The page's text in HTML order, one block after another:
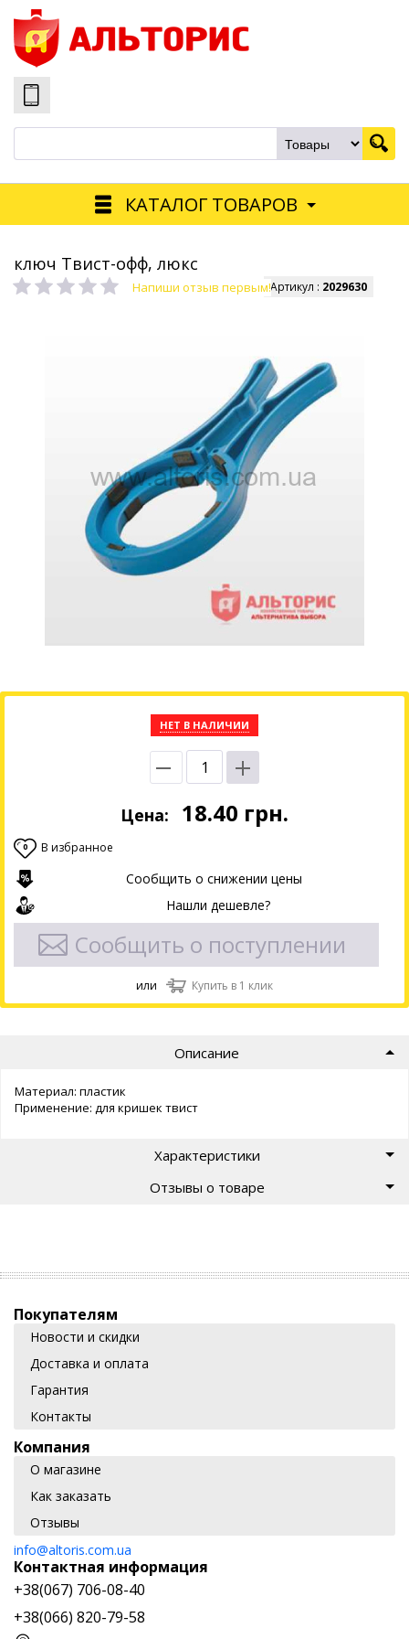
КАТАЛОГ ТОВАРОВ
ключ Твист-офф, люкс
Напиши отзыв первым!Артикул : 2029630
НЕТ В НАЛИЧИИ
Цена: 18.40 грн.
0 В избранное
Сообщить о снижении цены
Нашли дешевле?
Сообщить о поступлении
или Купить в 1 клик
Описание
Материал: пластик
Применение: для кришек твист
Характеристики
Отзывы о товаре
Покупателям
Новости и скидки
Доставка и оплата
Гарантия
Контакты
Компания
О магазине
Как заказать
Отзывы
info@altoris.com.ua
Контактная информация
+38(067) 706-08-40
+38(066) 820-79-58